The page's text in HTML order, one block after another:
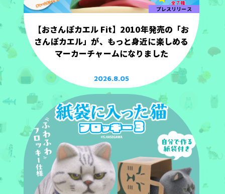
プレスリリース
【おさんぽカエル Fit】2010年発売の「お
さんぽカエル」が、もっと身近に楽しめる
マーカーチャームになりました
2026.8.05